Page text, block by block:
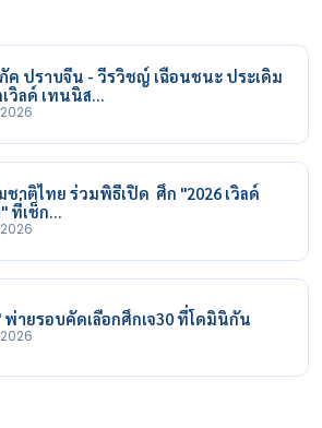
ปราบจีน - วีรวิชญ์ เฉือนชนะ ประเดิม
วิลด์ เทนนิส…
ชาติไทย ร่วมพิธีเปิด ศึก "2026 เวิลด์
ที่เช็ก…
พ่ายรอบคัดเลือกศึกเจ30 ที่โดมินิกัน